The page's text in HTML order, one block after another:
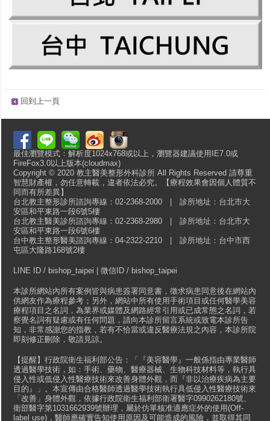
回到上一頁
最佳瀏覽模式：解析度1024x768或以上，瀏覽器建議使用IE7.0或
FireFox3.0以上版本(cloudmax)
Copyright © 2020 教主醫美整形外科診所 All Rights Reserved 請尊重
智慧財產權，勿任意轉載，違者依法必究。【療程效果會因個人體質不
同而有所差異】
台北教主整形診所諮詢專線：02-2368-2000 | 診所地址：台北市大
安區和平東路一段6號5樓
台北教主醫美診所諮詢專線：02-2368-2980 | 診所地址：台北市大
安區和平東路一段6號6樓
台中教主整形醫美諮詢專線：04-2322-2210 | 診所地址：台中市西
屯區大隆路168號2樓
LINE ID / bishop_taipei | 微信ID / bishop_taipei
本診所網站內所有案例皆與病患簽署同意書，徵求病患同意後在網站內
供網友作為療程參考；另外，網站中所有使用手術項目或任何醫學美容
療程項目之名詞，為業界或媒體及網路經常引用或已成常態之名詞，若
察覺名詞有疑慮或有任何問題，請向本診所留言系統或致電本診所告
知，非常感謝您的指教，若有不恰當或違反醫療法規之內容，本診所院
即刻修正刪除，敬請見諒。
【提醒】行政院衛生福利部公告：「『美容醫學』一般係指由專業醫師
透過醫學技術，如：手術、藥物、醫療器械、生物科技材料等，執行具
侵入性或低侵入性醫療技術來改善身體外觀，而『非以治療疾病為主要
目的』」。本宣傳由合格醫師透過醫學技術執行具低侵入性醫療技術來
「改善」身體外觀，依據行政院衛生福利部衛署醫字0990262180號、
衛部醫字第1031662939號辦理，屬於仿單核准適應症外的使用(Off-
label use)，醫師應確實告知使用原因及可能造成的風險，並取得其同